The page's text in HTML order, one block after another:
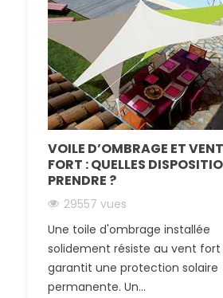
VOILE D’OMBRAGE ET VENT
FORT : QUELLES
PRENDRE ?
29557 vues
Une toile d'ombrage installée
solidement résiste au vent
garantit une protection solaire
permanente. Un...